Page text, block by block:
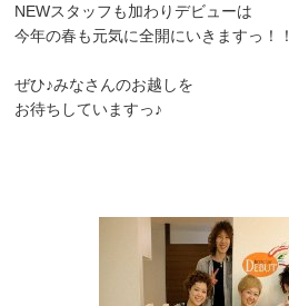
NEWスタッフも加わりデビューは
今年の春も元気に全開にいきますっ！！
ぜひ♪みなさんのお越しを
お待ちしていますっ♪